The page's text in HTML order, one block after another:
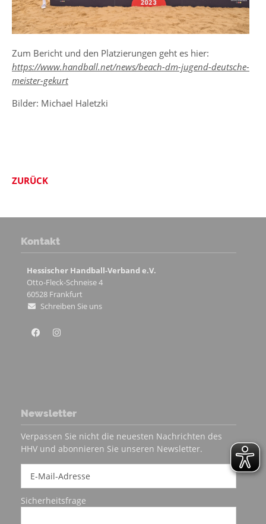
Zum Bericht und den Platzierungen geht es hier:
https://www.handball.net/news/beach-dm-jugend-deutsche-
meister-gekurt
Bilder: Michael Haletzki
ZURÜCK
Kontakt
Hessischer Handball-Verband e.V.
Otto-Fleck-Schneise 4
60528 Frankfurt
Schreiben Sie uns
Newsletter
Verpassen Sie nicht die neuesten Nachrichten des
HHV und abonnieren Sie unseren Newsletter.
Sicherheitsfrage